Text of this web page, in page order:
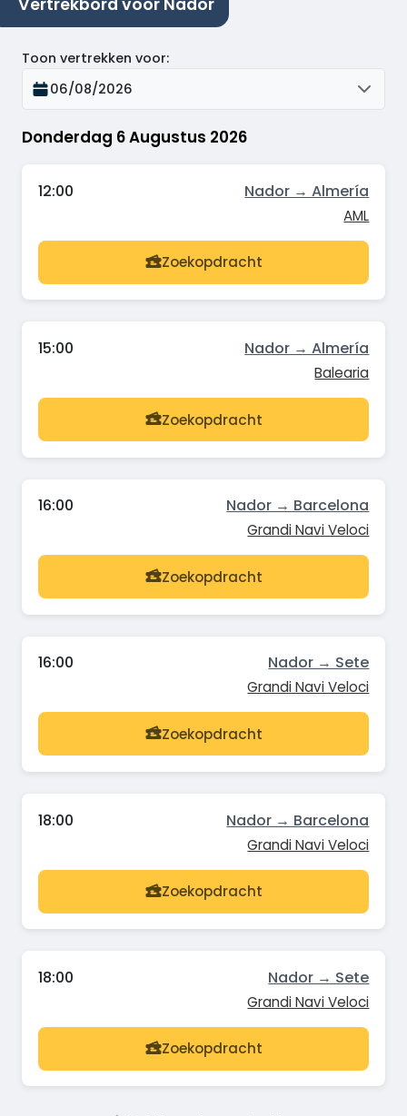
Vertrekbord voor Nador
Donderdag 6 Augustus 2026
Toon vertrekken voor:
06/08/2026
12:00 Nador → Almería
AML
Zoekopdracht
15:00 Nador → Almería
Balearia
Zoekopdracht
16:00 Nador → Barcelona
Grandi Navi Veloci
Zoekopdracht
16:00 Nador → Sete
Grandi Navi Veloci
Zoekopdracht
18:00 Nador → Barcelona
Grandi Navi Veloci
Zoekopdracht
18:00 Nador → Sete
Grandi Navi Veloci
Zoekopdracht